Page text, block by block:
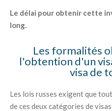
Le délai pour obtenir cette
long.
Les formalités
l'obtention d'un
visa de
Les lois russes exigent que
de ces deux catégories de